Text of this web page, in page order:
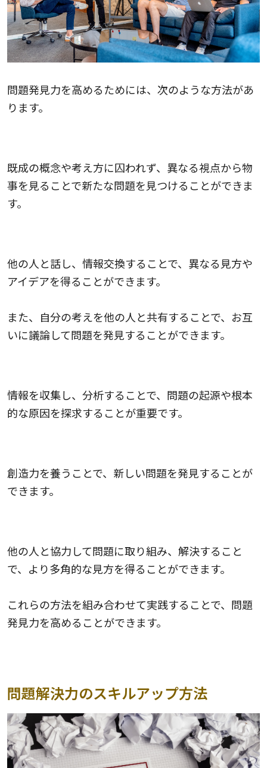
問題発見力を高めるためには、次のような方法があ
ります。
既成の概念や考え方に囚われず、異なる視点から物
事を見ることで新たな問題を見つけることができま
す。
他の人と話し、情報交換することで、異なる見方や
アイデアを得ることができます。
また、自分の考えを他の人と共有することで、お互
いに議論して問題を発見することができます。
情報を収集し、分析することで、問題の起源や根本
的な原因を探求することが重要です。
創造力を養うことで、新しい問題を発見することが
できます。
他の人と協力して問題に取り組み、解決すること
で、より多角的な見方を得ることができます。
これらの方法を組み合わせて実践することで、問題
発見力を高めることができます。
問題解決力のスキルアップ方法